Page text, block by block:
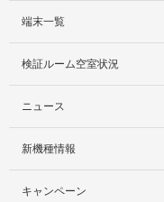
サービス紹介
社外貸出プラン
検証ルーム
料金プラン
レンタルルームプラン
端末一覧
検証ルーム空室状況
ニュース
新機種情報
キャンペーン